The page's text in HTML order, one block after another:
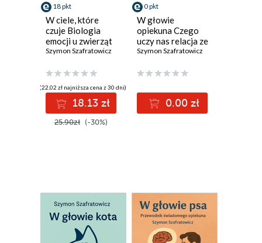
18 pkt
W ciele, które
czuje Biologia
emocji u zwierząt
Szymon Szafratowicz
(22,02 zł najniższa cena z 30 dni)
18.13 zł
25.90zł (-30%)
0 pkt
W głowie
opiekuna Czego
uczy nas relacja ze
zwierzęciem
Szymon Szafratowicz
0.00 zł